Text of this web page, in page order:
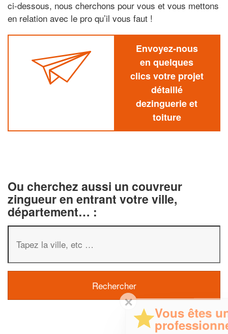
ci-dessous, nous cherchons pour vous et vous mettons
en relation avec le pro qu’il vous faut !
Envoyez-nous
en quelques
clics votre projet
détaillé
dezinguerie et
toiture
Ou cherchez aussi un couvreur
zingueur en entrant votre ville,
département… :
✕
Vous êtes un
professionnel ?